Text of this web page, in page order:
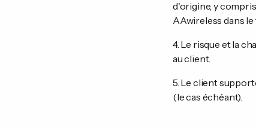
d'origine, y
AAwireless dans
4. Le risque et la
au client.
5. Le client
(le cas échéant).